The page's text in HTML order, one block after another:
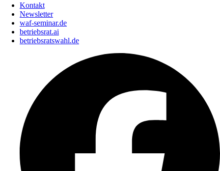
Kontakt
Newsletter
waf-seminar.de
betriebsrat.ai
betriebsratswahl.de